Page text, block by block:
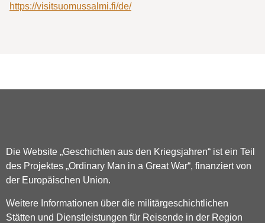
https://visitsuomussalmi.fi/de/
Die Website „Geschichten aus den Kriegsjahren“ ist ein Teil
des Projektes „Ordinary Man in a Great War“, finanziert von
der Europäischen Union.
Weitere Informationen über die militärgeschichtlichen
Stätten und Dienstleistungen für Reisende in der Region